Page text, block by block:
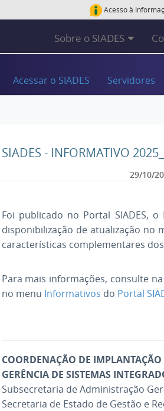
Acesso à
Sobre o SIADES
Acessar o SIADES Servidores
SIADES - INFORMATIVO
29/10/
Foi publicado no Portal SIADES, o
disponibilização de atualização no
características complementares
Para mais informações, consulte
no menu Informativos do Portal
COORDENAÇÃO DE IMPLANTAÇÃO
GERÊNCIA DE SISTEMAS
Subsecretaria de Administração
Secretaria de Estado de Gestão e